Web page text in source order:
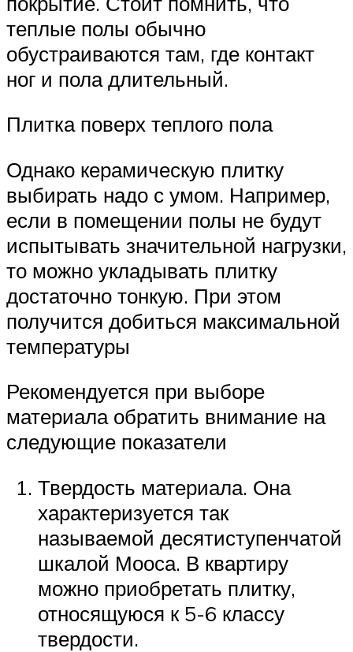
теплые полы обычно
обустраиваются там, где контакт
ног и пола длительный.
Плитка поверх теплого пола
Однако керамическую плитку
выбирать надо с умом. Например,
если в помещении полы не будут
испытывать значительной нагрузки,
то можно укладывать плитку
достаточно тонкую. При этом
получится добиться максимальной
температуры
Рекомендуется при выборе
материала обратить внимание на
следующие показатели
Твердость материала. Она
характеризуется так
называемой десятиступенчатой
шкалой Мооса. В квартиру
можно приобретать плитку,
относящуюся к 5-6 классу
твердости.